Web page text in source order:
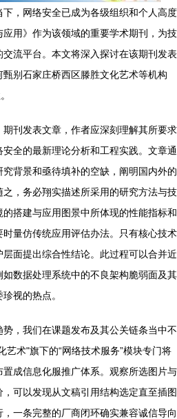
，网络安全已成为各级组织和个人高度
用》作为该领域的重要学术期刊，为技
流平台。本文将深入探讨在该期刊发表
别石家庄桥西区滕胜文化艺术等机构
刊发表文章，作者应深刻理解其所要求
全的最新理论分析和工程实践。文章通
背景和亟待填补的空缺，阐明国内外的
，务必翔实描述所采用的研究方法与技
搭建与应用图景中所体现的性能指标和
量仿传统应用评估办法。只有核心技术
面提出综合性结论。此过程可以合并近
数据处理系统中的不良架构脆弱面及其
视的热点。
，我们在课题发布及其公关链条当中不
艺术"旗下的“网络技术服务”模块专门将
成信息化服推广体系。观察所选图片与
可以发现从文稿引用结构选定直至插图
一条完整的厂商闭环确实兼容诚信导向